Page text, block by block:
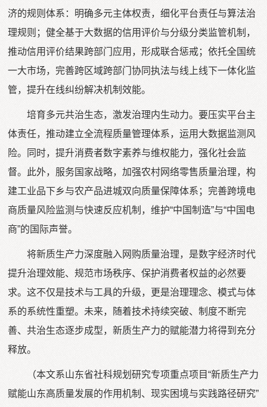
济的规则体系：明确多元主体权责，细化平台责任与算法治
理规则；健全基于大数据的信用评价与分级分类监管机制，
推动信用评价结果跨部门应用，形成联合惩戒；依托全国统
一大市场，完善跨区域跨部门协同执法与线上线下一体化监
管，提升在线纠纷解决机制效能。
培育多元共治生态，激发治理内生动力。要压实平台主
体责任，推动建立全流程质量管理体系，运用大数据监测风
险。同时，提升消费者数字素养与维权能力，强化社会监
督。此外，服务国家战略，加强农村网络零售质量治理，构
建工业品下乡与农产品进城双向质量保障体系；完善跨境电
商质量风险监测与快速反应机制，维护“中国制造”与“中国电
商”的国际声誉。
将新质生产力深度融入网购质量治理，是数字经济时代
提升治理效能、规范市场秩序、保护消费者权益的必然要
求。这不仅是技术与工具的升级，更是治理理念、模式与体
系的系统性重塑。未来，随着技术持续突破、制度不断完
善、共治生态逐步成型，新质生产力的赋能潜力将得到充分
释放。
（本文系山东省社科规划研究专项重点项目“新质生产力
赋能山东高质量发展的作用机制、现实困境与实践路径研究”